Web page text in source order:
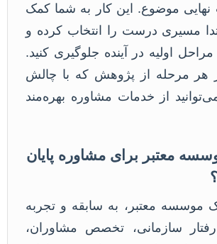
نهایی موضوع. این کار به شما کمک
مسیری درست را انتخاب کرده و
اولیه در آینده جلوگیری کنید.
هر مرحله از پژوهش که با چالش
از خدمات مشاوره بهره‌مند
معتبر برای مشاوره پایان
موسسه معتبر، به سابقه و تجربه
سازمانی، تخصص مشاوران،